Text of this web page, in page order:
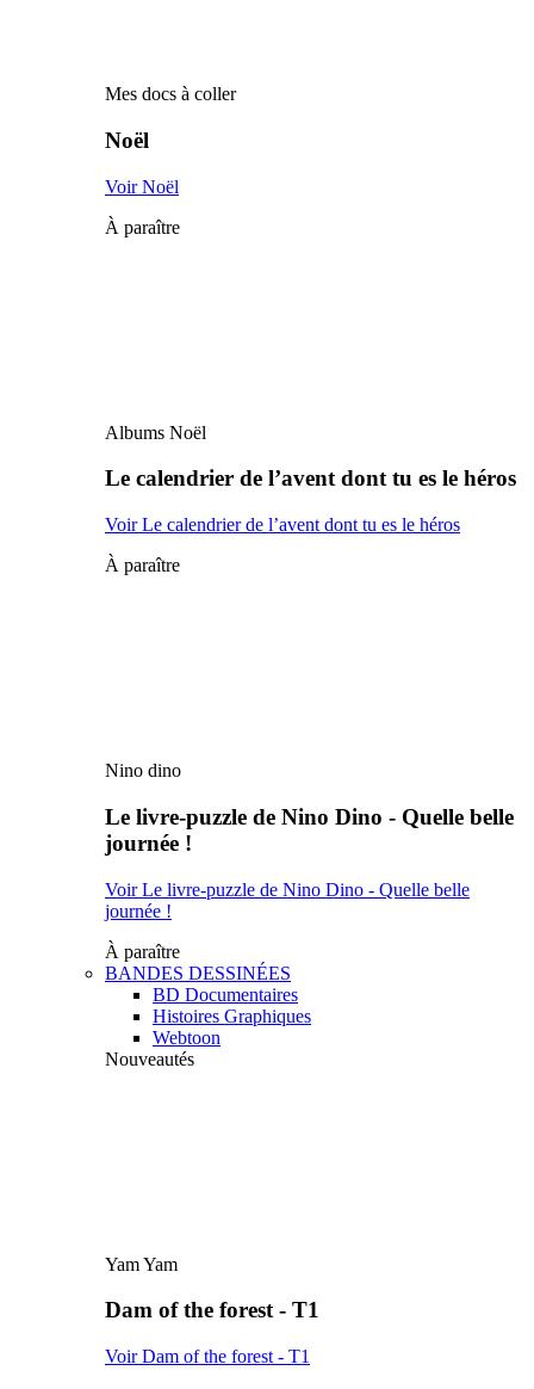
Mes docs à coller
Noël
Voir Noël
À paraître
Albums Noël
Le calendrier de l’avent dont tu es le héros
Voir Le calendrier de l’avent dont tu es le héros
À paraître
Nino dino
Le livre-puzzle de Nino Dino - Quelle belle
journée !
Voir Le livre-puzzle de Nino Dino - Quelle belle
journée !
À paraître
BANDES DESSINÉES
BD Documentaires
Histoires Graphiques
Webtoon
Nouveautés
Yam Yam
Dam of the forest - T1
Voir Dam of the forest - T1